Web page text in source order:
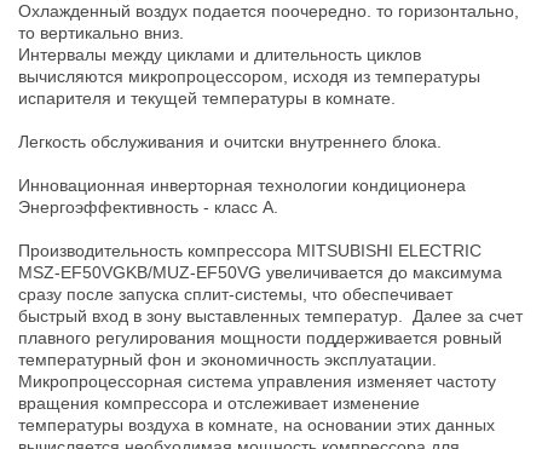
Охлажденный воздух подается поочередно. то горизонтально,
то вертикально вниз.
Интервалы между циклами и длительность циклов
вычисляются микропроцессором, исходя из температуры
испарителя и текущей температуры в комнате.
Легкость обслуживания и очитски внутреннего блока.
Инновационная инверторная технологии кондиционера
Энергоэффективность - класс А.
Производительность компрессора MITSUBISHI ELECTRIC
MSZ-EF50VGKB/MUZ-EF50VG увеличивается до максимума
сразу после запуска сплит-системы, что обеспечивает
быстрый вход в зону выставленных температур. Далее за счет
плавного регулирования мощности поддерживается ровный
температурный фон и экономичность эксплуатации.
Микропроцессорная система управления изменяет частоту
вращения компрессора и отслеживает изменение
температуры воздуха в комнате, на основании этих данных